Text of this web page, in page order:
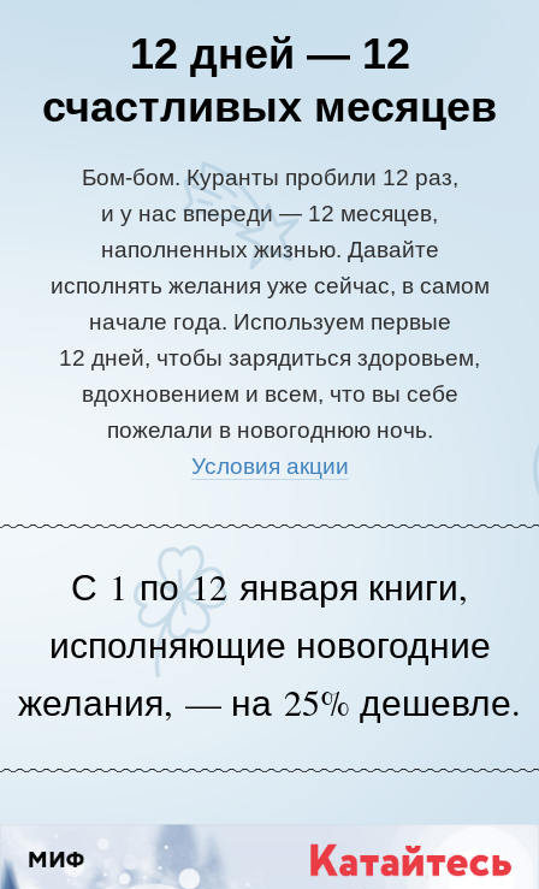
12 дней — 12
счастливых месяцев
Бом-бом. Куранты пробили 12 раз,
и у нас впереди — 12 месяцев,
наполненных жизнью. Давайте
исполнять желания уже сейчас, в самом
начале года. Используем первые
12 дней, чтобы зарядиться здоровьем,
вдохновением и всем, что вы себе
пожелали в новогоднюю ночь.
Условия акции
С 1 по 12 января книги,
исполняющие новогодние
желания, — на 25% дешевле.